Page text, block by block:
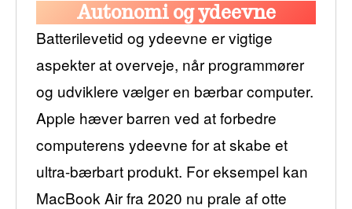
Autonomi og ydeevne
Batterilevetid og ydeevne er vigtige
aspekter at overveje, når programmører
og udviklere vælger en bærbar computer.
Apple hæver barren ved at forbedre
computerens ydeevne for at skabe et
ultra-bærbart produkt. For eksempel kan
MacBook Air fra 2020 nu prale af otte